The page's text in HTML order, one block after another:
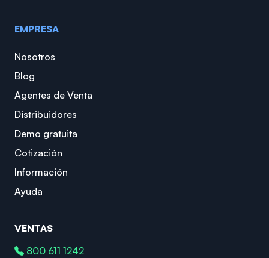
EMPRESA
Nosotros
Blog
Agentes de Venta
Distribuidores
Demo gratuita
Cotización
Información
Ayuda
VENTAS
800 611 1242